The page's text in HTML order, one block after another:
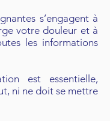
s’engagent à
votre douleur et à
les informations
est essentielle,
ni ne doit se mettre